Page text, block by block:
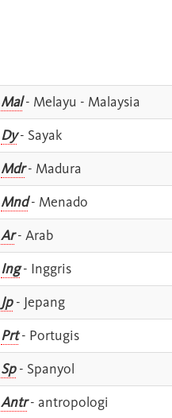
Mal- Melayu - Malaysia
Dy- Sayak
Mdr- Madura
Mnd- Menado
Ar- Arab
Ing- Inggris
Jp- Jepang
Prt- Portugis
Sp- Spanyol
Antr- antropologi